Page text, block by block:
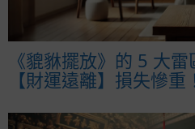
《貔貅擺放》的 5 大
【財運遠離】損失慘重